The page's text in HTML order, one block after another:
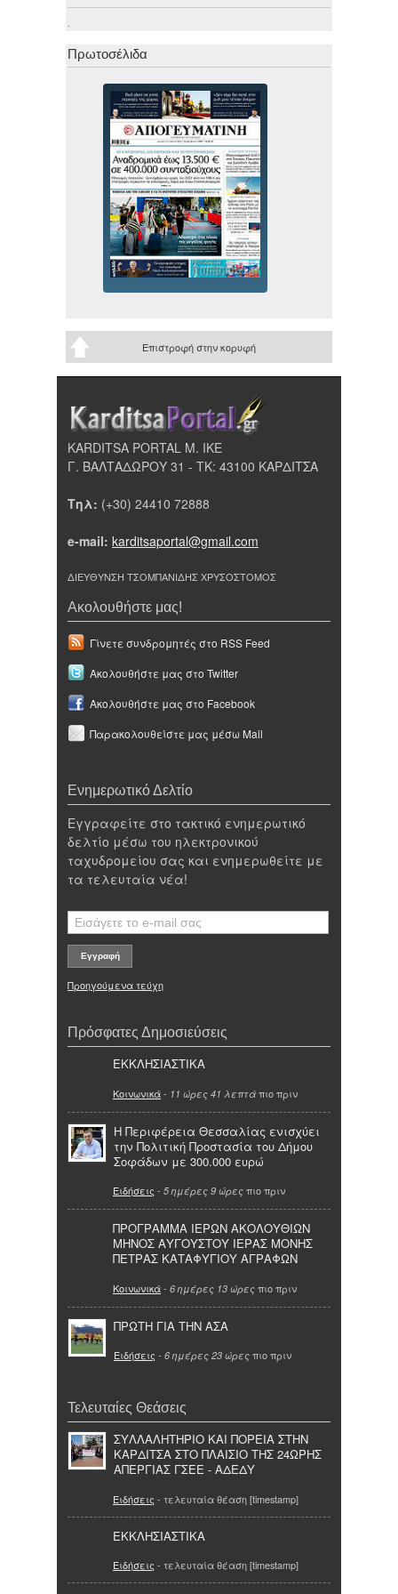
.
Πρωτοσέλιδα
Επιστροφή στην κορυφή
KARDITSA PORTAL Μ. ΙΚΕ
Γ. ΒΑΛΤΑΔΩΡΟΥ 31 - ΤΚ: 43100 ΚΑΡΔΙΤΣΑ
Τηλ: (+30) 24410 72888
e-mail: karditsaportal@gmail.com
ΔΙΕΥΘΥΝΣΗ ΤΣΟΜΠΑΝΙΔΗΣ ΧΡΥΣΟΣΤΟΜΟΣ
Ακολουθήστε μας!
Γίνετε συνδρομητές στο RSS Feed
Ακολουθήστε μας στο Twitter
Ακολουθήστε μας στο Facebook
Παρακολουθείστε μας μέσω Mail
Ενημερωτικό Δελτίο
Εγγραφείτε στο τακτικό ενημερωτικό
δελτίο μέσω του ηλεκτρονικού
ταχυδρομείου σας και ενημερωθείτε με
τα τελευταία νέα!
Προηγούμενα τεύχη
Πρόσφατες Δημοσιεύσεις
ΕΚΚΛΗΣΙΑΣΤΙΚΑ
Κοινωνικά- 11 ώρες 41 λεπτά πιο πριν
Η Περιφέρεια Θεσσαλίας ενισχύει
την Πολιτική Προστασία του Δήμου
Σοφάδων με 300.000 ευρώ
Ειδήσεις - 5 ημέρες 9 ώρες πιο πριν
ΠΡΟΓΡΑΜΜΑ ΙΕΡΩΝ ΑΚΟΛΟΥΘΙΩΝ
ΜΗΝΟΣ ΑΥΓΟΥΣΤΟΥ ΙΕΡΑΣ ΜΟΝΗΣ
ΠΕΤΡΑΣ ΚΑΤΑΦΥΓΙΟΥ ΑΓΡΑΦΩΝ
Κοινωνικά- 6 ημέρες 13 ώρες πιο πριν
ΠΡΩΤΗ ΓΙΑ ΤΗΝ ΑΣΑ
Ειδήσεις - 6 ημέρες 23 ώρες πιο πριν
Τελευταίες Θεάσεις
ΣΥΛΛΑΛΗΤΗΡΙΟ ΚΑΙ ΠΟΡΕΙΑ ΣΤΗΝ
ΚΑΡΔΙΤΣΑ ΣΤΟ ΠΛΑΙΣΙΟ ΤΗΣ 24ΩΡΗΣ
ΑΠΕΡΓΙΑΣ ΓΣΕΕ - ΑΔΕΔΥ
Ειδήσεις - τελευταία θέαση [timestamp]
ΕΚΚΛΗΣΙΑΣΤΙΚΑ
Ειδήσεις - τελευταία θέαση [timestamp]